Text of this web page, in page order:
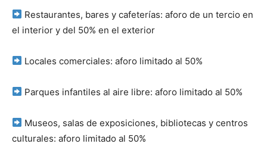
Restaurantes, bares y cafeterías: aforo de un tercio en
el interior y del 50% en el exterior
Locales comerciales: aforo limitado al 50%
Parques infantiles al aire libre: aforo limitado al 50%
Museos, salas de exposiciones, bibliotecas y centros
culturales: aforo limitado al 50%